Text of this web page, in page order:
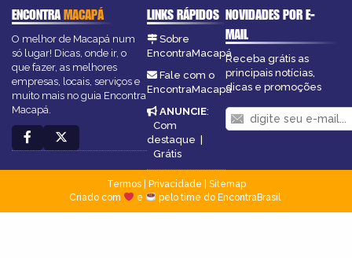
ENCONTRAMACAPÁ
O melhor de Macapá num
só lugar! Dicas, onde ir, o
que fazer, as melhores
empresas, locais, serviços e
muito mais no guia Encontra
Macapá.
LINKS RÁPIDOS
Sobre
EncontraMacapá
Fale com o
EncontraMacapá
ANUNCIE:
Com
destaque |
Grátis
NOVIDADES POR E-
MAIL
Receba grátis as
principais notícias,
dicas e promoções
Termos| Privacidade
Sitemap
Criado com
e pelo time do EncontraBrasil